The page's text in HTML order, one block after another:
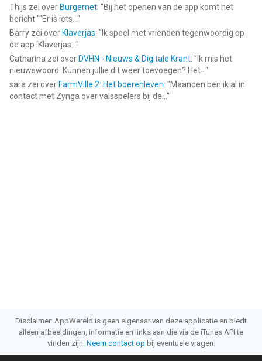
Thijs zei over Burgernet: "Bij het openen van de app komt het
bericht ""Er is iets... "
Barry zei over Klaverjas: " Ik speel met vrienden tegenwoordig op
de app ‘Klaverjas... "
Catharina zei over DVHN - Nieuws & Digitale Krant: " Ik mis het
nieuwswoord. Kunnen jullie dit weer toevoegen? Het... "
sara zei over FarmVille 2: Het boerenleven: "Maanden ben ik al in
contact met Zynga over valsspelers bij de... "
Disclaimer: AppWereld is geen eigenaar van deze applicatie en biedt
alleen afbeeldingen, informatie en links aan die via de iTunes API te
vinden zijn. Neem contact op bij eventuele vragen.